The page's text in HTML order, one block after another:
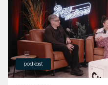
podkast